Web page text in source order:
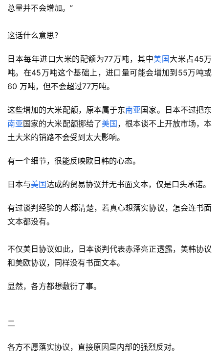
总量并不会增加。”
这话什么意思？
日本每年进口大米的配额为77万吨，其中美国大米占45万
吨。在45万吨这个基础上，进口量可能会增加到55万吨或
60 万吨，但不会超过77万吨。
这些增加的大米配额，原本属于东南亚国家。日本不过把东
南亚国家的大米配额挪给了美国 ，根本谈不上开放市场，本
土大米的销路不会受到太大影响。
有一个细节，很能反映欧日韩的心态。
日本与美国达成的贸易协议并无书面文本，仅是口头承诺。
有过谈判经验的人都清楚，若真心想落实协议，怎会连书面
文本都没有。
不仅美日协议如此，日本谈判代表赤泽亮正透露，美韩协议
和美欧协议，同样没有书面文本。
显然，各方都想敷衍了事。
二
各方不愿落实协议，直接原因是内部的强烈反对。